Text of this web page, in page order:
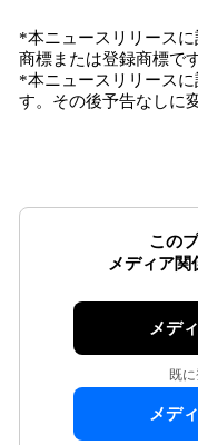
*本ニュースリリース
商標または登録商標です
*本ニュースリリース
す。その後予告なしに
この
メディア
メデ
既
メデ